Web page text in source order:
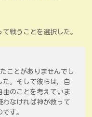
戦うことを選択した。
ことがありませんでし
た。そして彼らは，自
由のことを考えていま
わなければ神が救って
す。